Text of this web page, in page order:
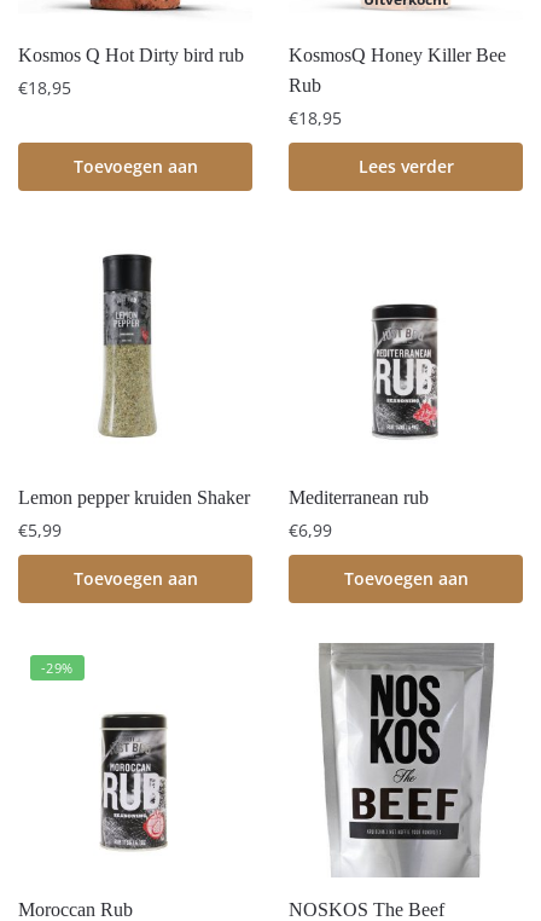
Kosmos Q Hot Dirty bird rub
€18,95
Toevoegen aan
KosmosQ Honey Killer Bee
Rub
€18,95
Lees verder
Lemon pepper kruiden Shaker
€5,99
Toevoegen aan
Mediterranean rub
€6,99
Toevoegen aan
-29%
Moroccan Rub NOSKOS The Beef